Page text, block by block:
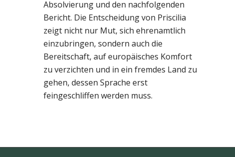
Absolvierung und den nachfolgenden
Bericht. Die Entscheidung von Priscilia
zeigt nicht nur Mut, sich ehrenamtlich
einzubringen, sondern auch die
Bereitschaft, auf europäisches Komfort
zu verzichten und in ein fremdes Land zu
gehen, dessen Sprache erst
feingeschliffen werden muss.